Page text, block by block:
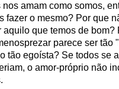
nos amam como somos,
fazer o mesmo? Por que
aquilo que temos de bom?
parece ser tão
tão egoísta? Se todos se
o amor-próprio não